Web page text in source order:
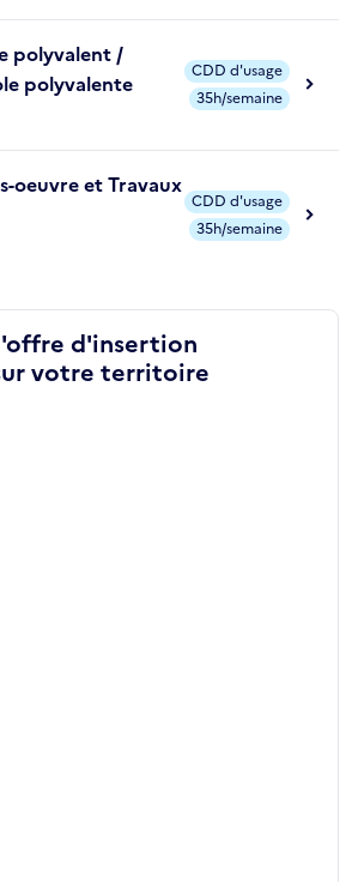
polyvalent /
polyvalente
CDD d'usage
35h/semaine
oeuvre et Travaux
CDD d'usage
35h/semaine
d'insertion
votre territoire